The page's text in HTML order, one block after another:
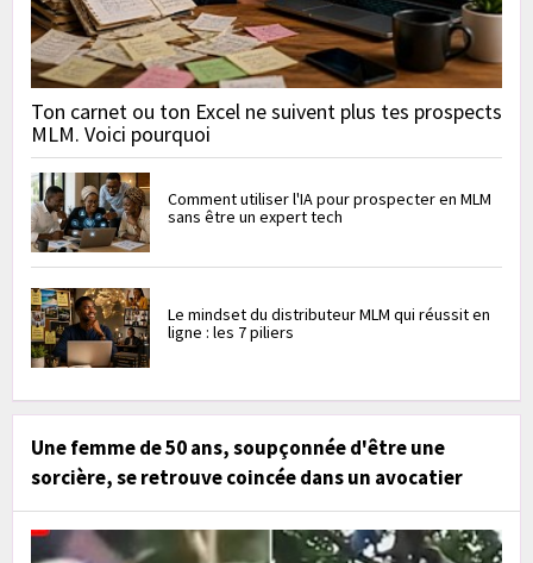
Ton carnet ou ton Excel ne suivent plus tes prospects
MLM. Voici pourquoi
Comment utiliser l'IA pour prospecter en MLM
sans être un expert tech
Le mindset du distributeur MLM qui réussit en
ligne : les 7 piliers
Une femme de 50 ans, soupçonnée d'être une
sorcière, se retrouve coincée dans un avocatier